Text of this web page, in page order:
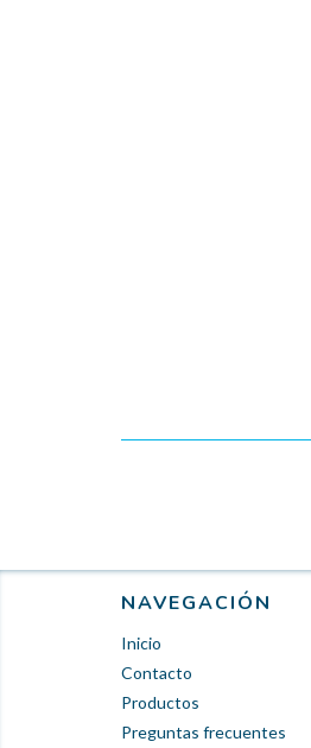
NAVEGACIÓN
Inicio
Contacto
Productos
Preguntas frecuentes